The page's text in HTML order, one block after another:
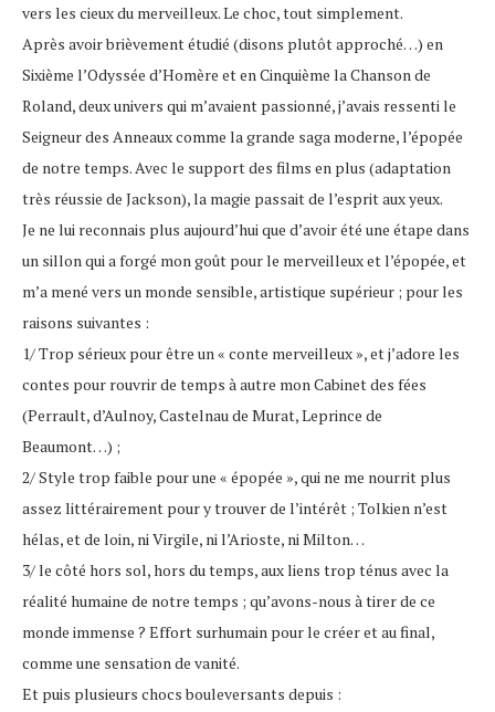
vers les cieux du merveilleux. Le choc, tout simplement.
Après avoir brièvement étudié (disons plutôt approché…) en
Sixième l’Odyssée d’Homère et en Cinquième la Chanson de
Roland, deux univers qui m’avaient passionné, j’avais ressenti le
Seigneur des Anneaux comme la grande saga moderne, l’épopée
de notre temps. Avec le support des films en plus (adaptation
très réussie de Jackson), la magie passait de l’esprit aux yeux.
Je ne lui reconnais plus aujourd’hui que d’avoir été une étape dans
un sillon qui a forgé mon goût pour le merveilleux et l’épopée, et
m’a mené vers un monde sensible, artistique supérieur ; pour les
raisons suivantes :
1/ Trop sérieux pour être un « conte merveilleux », et j’adore les
contes pour rouvrir de temps à autre mon Cabinet des fées
(Perrault, d’Aulnoy, Castelnau de Murat, Leprince de
Beaumont…) ;
2/ Style trop faible pour une « épopée », qui ne me nourrit plus
assez littérairement pour y trouver de l’intérêt ; Tolkien n’est
hélas, et de loin, ni Virgile, ni l’Arioste, ni Milton…
3/ le côté hors sol, hors du temps, aux liens trop ténus avec la
réalité humaine de notre temps ; qu’avons-nous à tirer de ce
monde immense ? Effort surhumain pour le créer et au final,
comme une sensation de vanité.
Et puis plusieurs chocs bouleversants depuis :